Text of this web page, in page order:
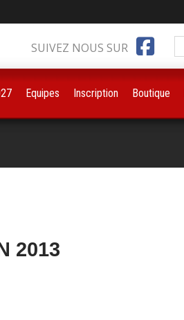
2013
SUIVEZ NOUS SUR
Equipes Inscription Boutique